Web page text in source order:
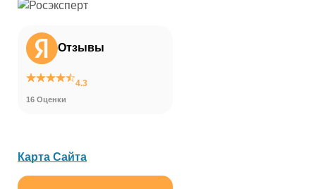
Отзывы
4.3
16 Оценки
Карта Сайта